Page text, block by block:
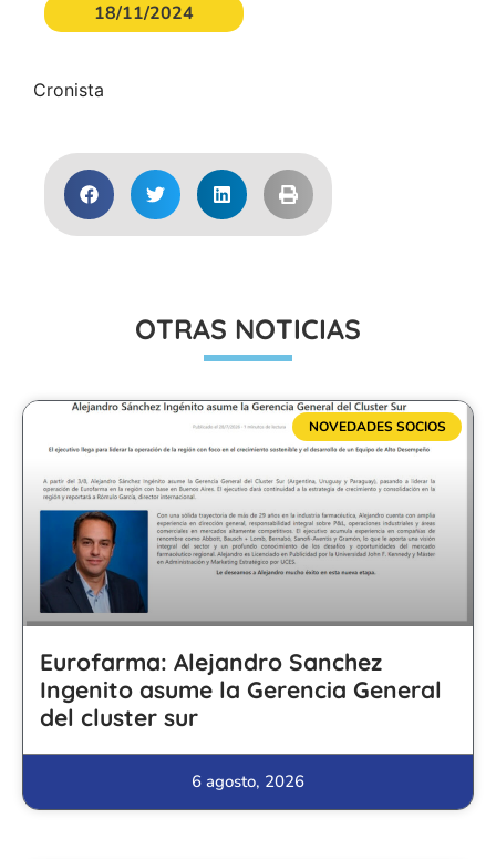
18/11/2024
Cronista
OTRAS NOTICIAS
NOVEDADES SOCIOS
Eurofarma: Alejandro Sanchez
Ingenito asume la Gerencia General
del cluster sur
6 agosto, 2026